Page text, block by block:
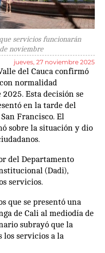
servicios funcionarán
noviembre
jueves, 27 noviembre 2025
del Cauca confirmó
normalidad
Esta decisión se
en la tarde del
Francisco. El
sobre la situación y dio
del Departamento
(Dadi),
servicios.
que se presentó una
de Cali al mediodía de
subrayó que la
servicios a la